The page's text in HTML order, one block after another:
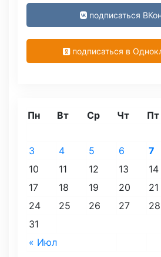
подписаться
подписаться в
Пн Вт Ср Чт Пт
« Июл
3
4 5 6 7
10
11 12 13 14
17
18 19 20 21
24
25 26 27 28
31